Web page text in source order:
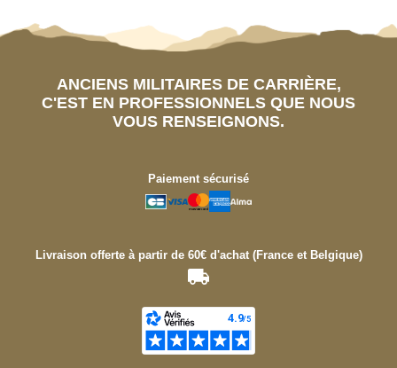
ANCIENS MILITAIRES DE CARRIÈRE,
C'EST EN PROFESSIONNELS QUE NOUS
VOUS RENSEIGNONS.
Paiement sécurisé
Livraison offerte à partir de 60€ d'achat (France et Belgique)